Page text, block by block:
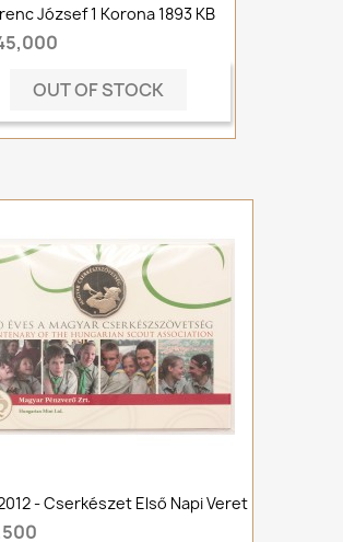
József 1 Korona 1893 KB
OUT OF STOCK
- Cserkészet Első Napi Veret